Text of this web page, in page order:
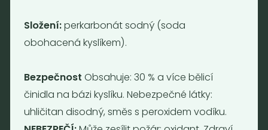
Otevírací doba
Pondělí - Pátek 12:00 - 19:30
Neděle - zavřeno
Provozní informace
Složení:perkarbonát sodný (soda
obohacená kyslíkem).
Bezpečnost Obsahuje: 30 % a více bělicí
činidla na bázi kyslíku. Nebezpečné látky:
uhličitan disodný, směs s peroxidem vodíku.